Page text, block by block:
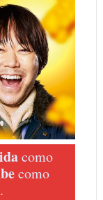
como
como